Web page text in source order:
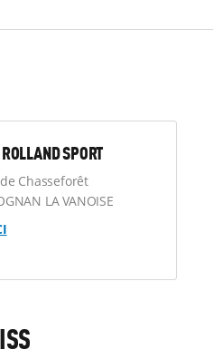
SPORT
Chasseforêt
LA VANOISE